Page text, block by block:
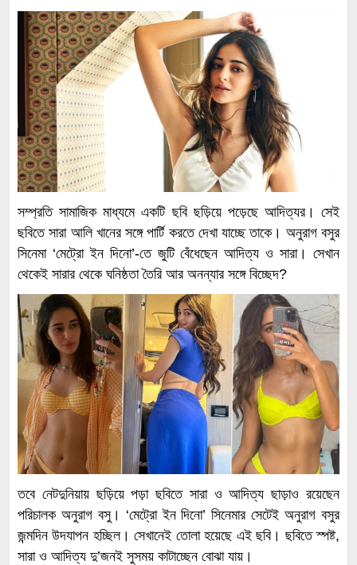
সম্প্রতি সামাজিক মাধ্যমে একটি ছবি ছড়িয়ে পড়েছে আদিত্যর। সেই
ছবিতে সারা আলি খানের সঙ্গে পার্টি করতে দেখা যাচ্ছে তাকে। অনুরাগ বসুর
সিনেমা ‘মেট্রো ইন দিনো’-তে জুটি বেঁধেছেন আদিত্য ও সারা। সেখান
থেকেই সারার থেকে ঘনিষ্ঠতা তৈরি আর অনন্যার সঙ্গে বিচ্ছেদ?
তবে নেটদুনিয়ায় ছড়িয়ে পড়া ছবিতে সারা ও আদিত্য ছাড়াও রয়েছেন
পরিচালক অনুরাগ বসু। ‘মেট্রো ইন দিনো’ সিনেমার সেটেই অনুরাগ বসুর
জন্মদিন উদযাপন হচ্ছিল। সেখানেই তোলা হয়েছে এই ছবি। ছবিতে স্পষ্ট,
সারা ও আদিত্য দু’জনই সুসময় কাটাচ্ছেন বোঝা যায়।